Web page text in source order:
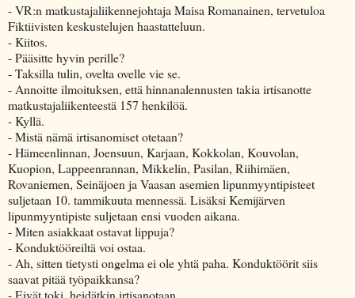
- VR:n matkustajaliikennejohtaja Maisa Romanainen, tervetuloa
Fiktiivisten keskustelujen haastatteluun.
- Kiitos.
- Pääsitte hyvin perille?
- Taksilla tulin, ovelta ovelle vie se.
- Annoitte ilmoituksen, että hinnanalennusten takia irtisanotte
matkustajaliikenteestä 157 henkilöä.
- Kyllä.
- Mistä nämä irtisanomiset otetaan?
- Hämeenlinnan, Joensuun, Karjaan, Kokkolan, Kouvolan,
Kuopion, Lappeenrannan, Mikkelin, Pasilan, Riihimäen,
Rovaniemen, Seinäjoen ja Vaasan asemien lipunmyyntipisteet
suljetaan 10. tammikuuta mennessä. Lisäksi Kemijärven
lipunmyyntipiste suljetaan ensi vuoden aikana.
- Miten asiakkaat ostavat lippuja?
- Konduktööreiltä voi ostaa.
- Ah, sitten tietysti ongelma ei ole yhtä paha. Konduktöörit siis
saavat pitää työpaikkansa?
- Eivät toki, heidätkin irtisanotaan.